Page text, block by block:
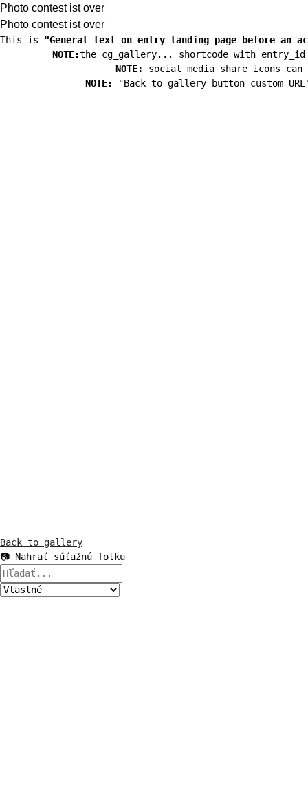
Photo contest ist over
Photo contest ist over
This is "General text on entry landing page before an
NOTE:the cg_gallery... shortcode with entry_id
NOTE:
social media share icons
NOTE:
"Back to gallery button custom
Back to gallery
📷 Nahrať súťažnú fotku